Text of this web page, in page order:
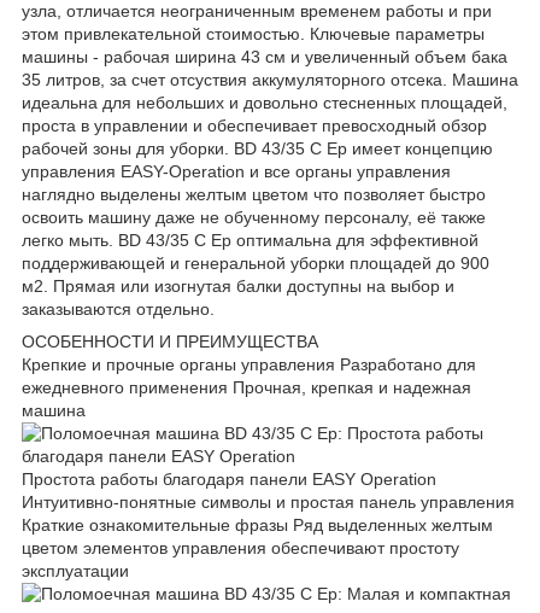
узла, отличается неограниченным временем работы и при
этом привлекательной стоимостью. Ключевые параметры
машины - рабочая ширина 43 см и увеличенный объем бака
35 литров, за счет отсуствия аккумуляторного отсека. Машина
идеальна для небольших и довольно стесненных площадей,
проста в управлении и обеспечивает превосходный обзор
рабочей зоны для уборки. BD 43/35 C Ep имеет концепцию
управления EASY-Operation и все органы управления
наглядно выделены желтым цветом что позволяет быстро
освоить машину даже не обученному персоналу, её также
легко мыть. BD 43/35 C Ep оптимальна для эффективной
поддерживающей и генеральной уборки площадей до 900
м2. Прямая или изогнутая балки доступны на выбор и
заказываются отдельно.
ОСОБЕННОСТИ И ПРЕИМУЩЕСТВА
Крепкие и прочные органы управления Разработано для
ежедневного применения Прочная, крепкая и надежная
машина
Простота работы благодаря панели EASY Operation
Интуитивно-понятные символы и простая панель управления
Краткие ознакомительные фразы Ряд выделенных желтым
цветом элементов управления обеспечивают простоту
эксплуатации